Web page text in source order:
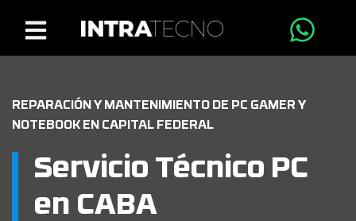
REPARACIÓN Y MANTENIMIENTO DE PC GAMER Y
NOTEBOOK EN CAPITAL FEDERAL
Servicio Técnico PC
en CABA